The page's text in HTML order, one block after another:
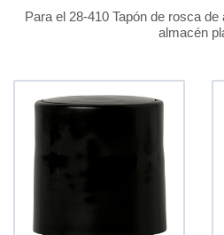
Para el 28-410 Tapón de rosca
almacén